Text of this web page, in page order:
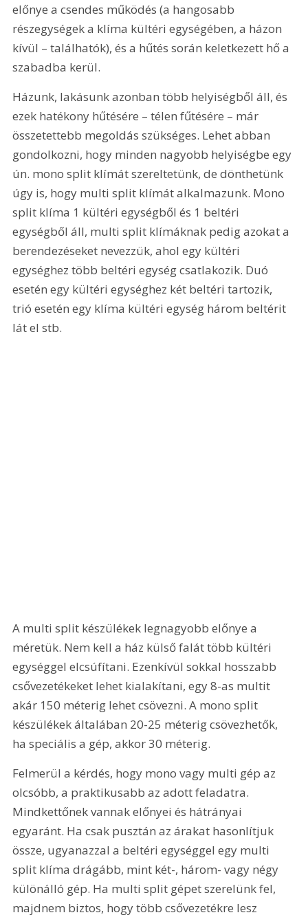
előnye a csendes működés (a hangosabb
részegységek a klíma kültéri egységében, a házon
kívül – találhatók), és a hűtés során keletkezett hő a
szabadba kerül.
Házunk, lakásunk azonban több helyiségből áll, és
ezek hatékony hűtésére – télen fűtésére – már
összetettebb megoldás szükséges. Lehet abban
gondolkozni, hogy minden nagyobb helyiségbe egy
ún. mono split klímát szereltetünk, de dönthetünk
úgy is, hogy multi split klímát alkalmazunk. Mono
split klíma 1 kültéri egységből és 1 beltéri
egységből áll, multi split klímáknak pedig azokat a
berendezéseket nevezzük, ahol egy kültéri
egységhez több beltéri egység csatlakozik. Duó
esetén egy kültéri egységhez két beltéri tartozik,
trió esetén egy klíma kültéri egység három beltérit
lát el stb.
A multi split készülékek legnagyobb előnye a
méretük. Nem kell a ház külső falát több kültéri
egységgel elcsúfítani. Ezenkívül sokkal hosszabb
csővezetékeket lehet kialakítani, egy 8-as multit
akár 150 méterig lehet csövezni. A mono split
készülékek általában 20-25 méterig csövezhetők,
ha speciális a gép, akkor 30 méterig.
Felmerül a kérdés, hogy mono vagy multi gép az
olcsóbb, a praktikusabb az adott feladatra.
Mindkettőnek vannak előnyei és hátrányai
egyaránt. Ha csak pusztán az árakat hasonlítjuk
össze, ugyanazzal a beltéri egységgel egy multi
split klíma drágább, mint két-, három- vagy négy
különálló gép. Ha multi split gépet szerelünk fel,
majdnem biztos, hogy több csővezetékre lesz